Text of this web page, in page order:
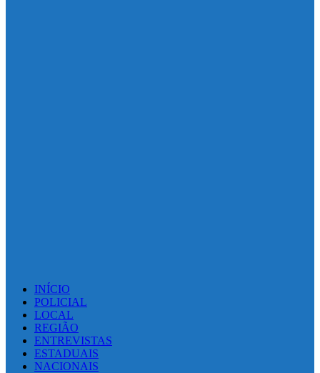
INÍCIO
POLICIAL
LOCAL
REGIÃO
ENTREVISTAS
ESTADUAIS
NACIONAIS